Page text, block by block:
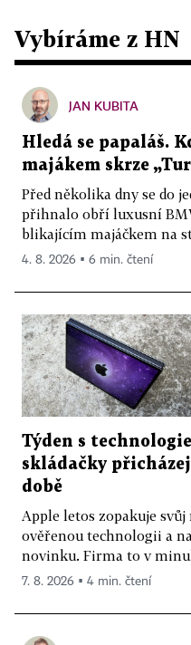
Vybíráme z HN
JAN KUBITA
Hledá se papaláš.
majákem skrze
Před několika dny se do
přihnalo obří luxusní
blikajícím majáčkem na
4. 8. 2026 ▪ 6 min. čtení
Týden s
skládačky
době
Apple letos zopakuje
ověřenou technologii a
novinku. Firma to v
7. 8. 2026 ▪ 4 min. čtení